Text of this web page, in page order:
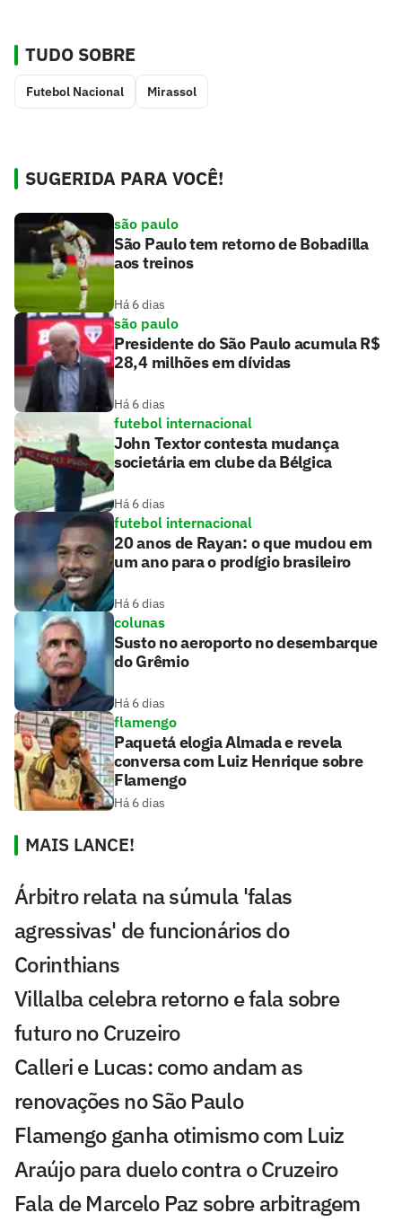
TUDO SOBRE
Futebol Nacional Mirassol
SUGERIDA PARA VOCÊ!
são paulo
São Paulo tem retorno de Bobadilla
aos treinos
Há 6 dias
são paulo
Presidente do São Paulo acumula R$
28,4 milhões em dívidas
Há 6 dias
futebol internacional
John Textor contesta mudança
societária em clube da Bélgica
Há 6 dias
futebol internacional
20 anos de Rayan: o que mudou em
um ano para o prodígio brasileiro
Há 6 dias
colunas
Susto no aeroporto no desembarque
do Grêmio
Há 6 dias
flamengo
Paquetá elogia Almada e revela
conversa com Luiz Henrique sobre
Flamengo
Há 6 dias
MAIS LANCE!
Árbitro relata na súmula 'falas
agressivas' de funcionários do
Corinthians
Villalba celebra retorno e fala sobre
futuro no Cruzeiro
Calleri e Lucas: como andam as
renovações no São Paulo
Flamengo ganha otimismo com Luiz
Araújo para duelo contra o Cruzeiro
Fala de Marcelo Paz sobre arbitragem